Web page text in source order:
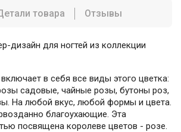
товара Отзывы
дизайн для ногтей из коллекции
в себя все виды этого цветка:
садовые, чайные розы, бутоны роз,
На любой вкус, любой формы и цвета.
благоухающие. Эта
посвящена королеве цветов - розе.